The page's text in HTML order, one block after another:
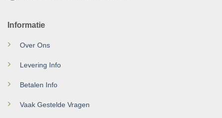
Informatie
Over Ons
Levering Info
Betalen Info
Vaak Gestelde Vragen